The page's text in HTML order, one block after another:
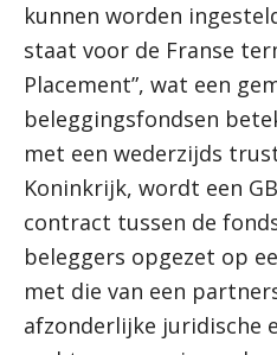
kunnen worden
staat voor de Franse
Placement”, wat een
beleggingsfondsen
met een wederzijds
Koninkrijk, wordt een
contract tussen de
beleggers opgezet op
met die van een
afzonderlijke juridische